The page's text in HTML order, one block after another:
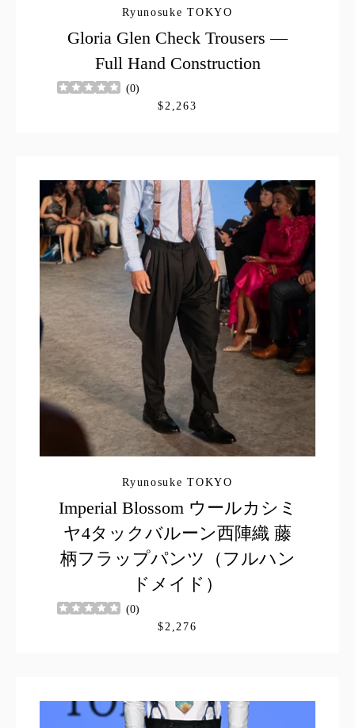
Ryunosuke TOKYO
Gloria Glen Check Trousers —
Full Hand Construction
(0)
$2,263
Ryunosuke TOKYO
Imperial Blossom ウールカシミ
ヤ4タックバルーン西陣織 藤
柄フラップパンツ（フルハン
ドメイド）
(0)
$2,276